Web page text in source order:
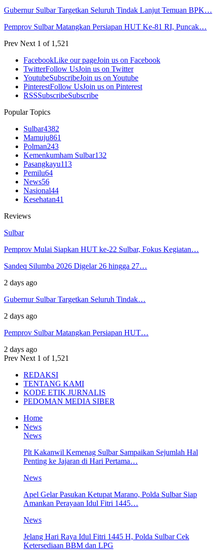
Gubernur Sulbar Targetkan Seluruh Tindak Lanjut Temuan BPK…
Pemprov Sulbar Matangkan Persiapan HUT Ke-81 RI, Puncak…
Prev Next 1 of 1,521
FacebookLike our pageJoin us on Facebook
TwitterFollow UsJoin us on Twitter
YoutubeSubscribeJoin us on Youtube
PinterestFollow UsJoin us on Pinterest
RSSSubscribeSubscribe
Popular Topics
Sulbar4382
Mamuju861
Polman243
Kemenkumham Sulbar132
Pasangkayu113
Pemilu64
News56
Nasional44
Kesehatan41
Reviews
Sulbar
Pemprov Mulai Siapkan HUT ke-22 Sulbar, Fokus Kegiatan…
Sandeq Silumba 2026 Digelar 26 hingga 27…
2 days ago
Gubernur Sulbar Targetkan Seluruh Tindak…
2 days ago
Pemprov Sulbar Matangkan Persiapan HUT…
2 days ago
Prev Next 1 of 1,521
REDAKSI
TENTANG KAMI
KODE ETIK JURNALIS
PEDOMAN MEDIA SIBER
Home
News
News
Plt Kakanwil Kemenag Sulbar Sampaikan Sejumlah Hal
Penting ke Jajaran di Hari Pertama…
News
Apel Gelar Pasukan Ketupat Marano, Polda Sulbar Siap
Amankan Perayaan Idul Fitri 1445…
News
Jelang Hari Raya Idul Fitri 1445 H, Polda Sulbar Cek
Ketersediaan BBM dan LPG